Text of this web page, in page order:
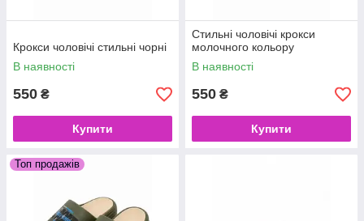
Крокси чоловічі стильні чорні
В наявності
550 ₴
Купити
Стильні чоловічі крокси
молочного кольору
В наявності
550 ₴
Купити
Топ продажів